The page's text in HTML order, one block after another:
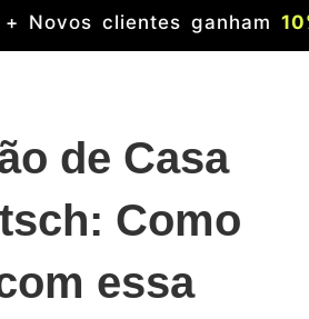
+ Novos clientes
de Casa
Como
essa